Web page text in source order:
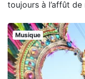
toujours à l’affût
Musique